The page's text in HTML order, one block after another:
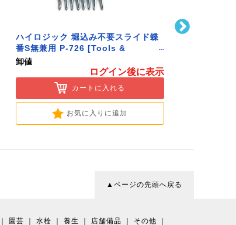
ハイロジック 堀込み不要スライド蝶
番S無兼用 P-726 [Tools &
Hardware]
卸値
ログイン後に表示
カートに入れる
お気に入りに追加
▲ページの先頭へ戻る
園芸 水栓 養生 店舗備品 その他